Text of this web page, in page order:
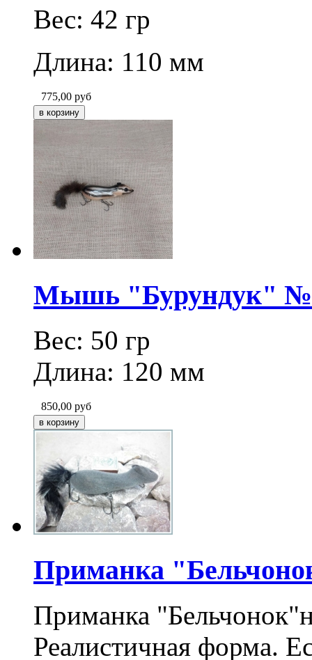
Вес: 42 гр
Длина: 110 мм
775,00 руб
Мышь "Бурундук" №
Вес: 50 гр
Длина: 120 мм
850,00 руб
Приманка
Приманка
Реалистичная форма.